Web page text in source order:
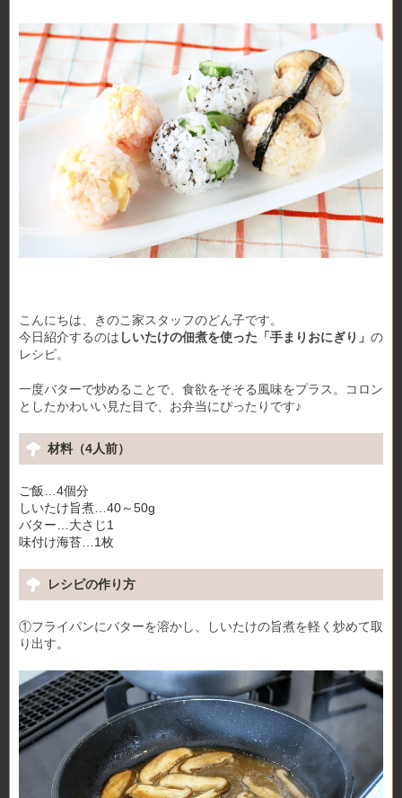
こんにちは、きのこ家スタッフのどん子です。
今日紹介するのは しいたけの佃煮を使った「手まりおにぎり」 の
レシピ。
一度バターで炒めることで、食欲をそそる風味をプラス。コロン
としたかわいい見た目で、お弁当にぴったりです♪
材料（4人前）
ご飯…4個分
しいたけ旨煮…40～50g
バター…大さじ1
味付け海苔…1枚
レシピの作り方
①フライパンにバターを溶かし、しいたけの旨煮を軽く炒めて取
り出す。